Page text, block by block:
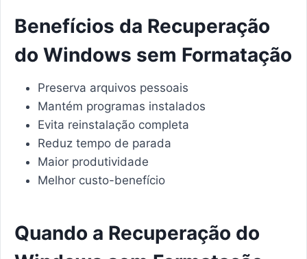
Benefícios da Recuperação
do Windows sem Formatação
Preserva arquivos pessoais
Mantém programas instalados
Evita reinstalação completa
Reduz tempo de parada
Maior produtividade
Melhor custo-benefício
Quando a Recuperação do